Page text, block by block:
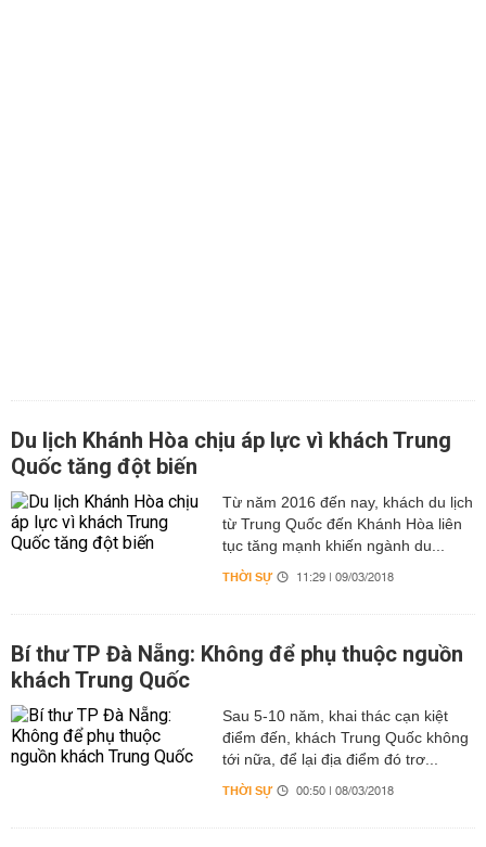
Du lịch Khánh Hòa chịu áp lực vì khách Trung
Quốc tăng đột biến
Từ năm 2016 đến nay, khách du lịch
từ Trung Quốc đến Khánh Hòa liên
tục tăng mạnh khiến ngành du...
THỜI SỰ 11:29 | 09/03/2018
Bí thư TP Đà Nẵng: Không để phụ thuộc nguồn
khách Trung Quốc
Sau 5-10 năm, khai thác cạn kiệt
điểm đến, khách Trung Quốc không
tới nữa, để lại địa điểm đó trơ...
THỜI SỰ 00:50 | 08/03/2018